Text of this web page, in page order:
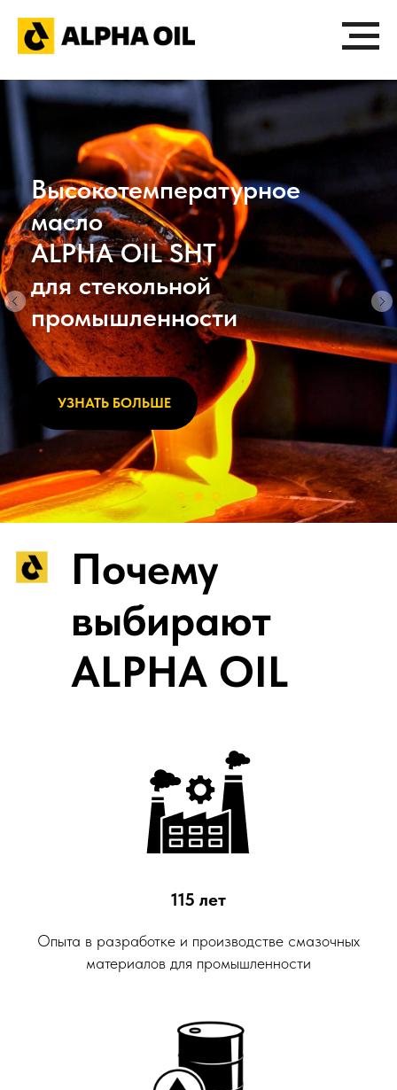
Высокотемпературное
масло
ALPHA OIL SHT
для стекольной
промышленности
УЗНАТЬ БОЛЬШЕ
Почему
выбирают
ALPHA OIL
115 лет
Опыта в разработке и производстве смазочных
материалов для промышленности